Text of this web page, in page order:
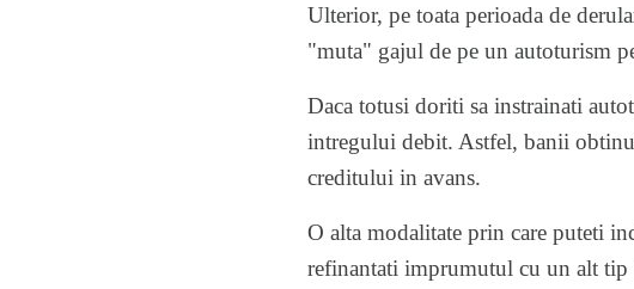
Ulterior, pe toata perioada de
"muta" gajul de pe un autoturism
Daca totusi doriti sa instrainati
intregului debit. Astfel, banii
creditului in avans.
O alta modalitate prin care puteti
refinantati imprumutul cu un alt tip